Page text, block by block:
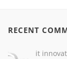
RECENT
it